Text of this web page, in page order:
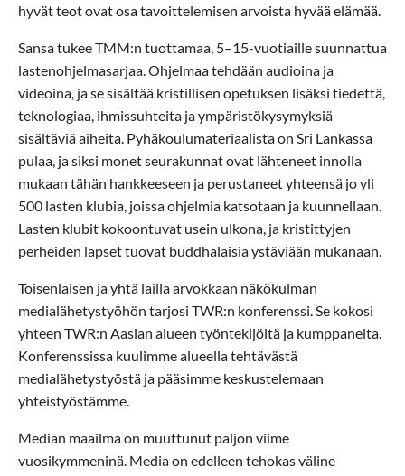
hyvät teot ovat osa tavoittelemisen arvoista hyvää elämää.
Sansa tukee TMM:n tuottamaa, 5–15-vuotiaille suunnattua
lastenohjelmasarjaa. Ohjelmaa tehdään audioina ja
videoina, ja se sisältää kristillisen opetuksen lisäksi tiedettä,
teknologiaa, ihmissuhteita ja ympäristökysymyksiä
sisältäviä aiheita. Pyhäkoulumateriaalista on Sri Lankassa
pulaa, ja siksi monet seurakunnat ovat lähteneet innolla
mukaan tähän hankkeeseen ja perustaneet yhteensä jo yli
500 lasten klubia, joissa ohjelmia katsotaan ja kuunnellaan.
Lasten klubit kokoontuvat usein ulkona, ja kristittyjen
perheiden lapset tuovat buddhalaisia ystäviään mukanaan.
Toisenlaisen ja yhtä lailla arvokkaan näkökulman
medialähetystyöhön tarjosi TWR:n konferenssi. Se kokosi
yhteen TWR:n Aasian alueen työntekijöitä ja kumppaneita.
Konferenssissa kuulimme alueella tehtävästä
medialähetystyöstä ja pääsimme keskustelemaan
yhteistyöstämme.
Median maailma on muuttunut paljon viime
vuosikymmeninä. Media on edelleen tehokas väline